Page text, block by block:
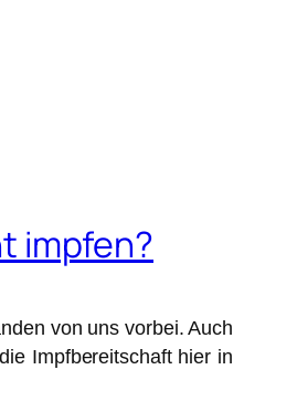
impfen?
von uns vorbei. Auch
Impfbereitschaft hier in